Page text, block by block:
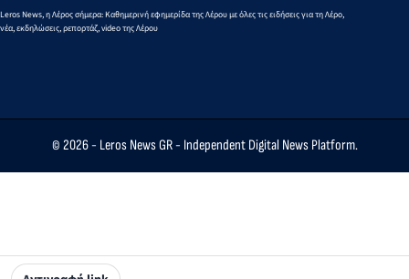
Leros News, η Λέρος σήμερα: Καθημερινή εφημερίδα της Λέρου με όλες τις ειδήσεις για τη Λέρο,
νέα, εκδηλώσεις, ρεπορτάζ, video της Λέρου
© 2026 - Leros News GR- Independent Digital News Platform.